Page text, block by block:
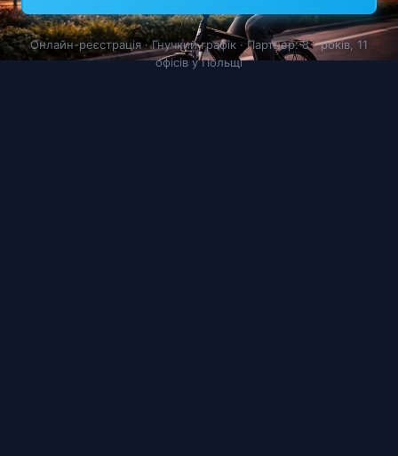
Онлайн-реєстрація · Гнучкий графік · Партнер: 8+ років, 11
офісів у Польщі